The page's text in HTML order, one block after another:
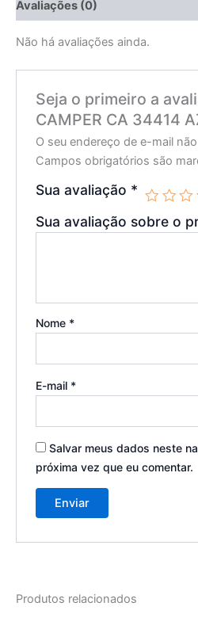
Avaliações (0)
Não há avaliações ainda.
Seja o primeiro a
CAMPER CA 34414
O seu endereço de e-mail
Campos obrigatórios são
Sua avaliação *
Sua avaliação sobre o
Nome *
E-mail *
Salvar meus dados neste
próxima vez que eu comentar.
Produtos relacionados